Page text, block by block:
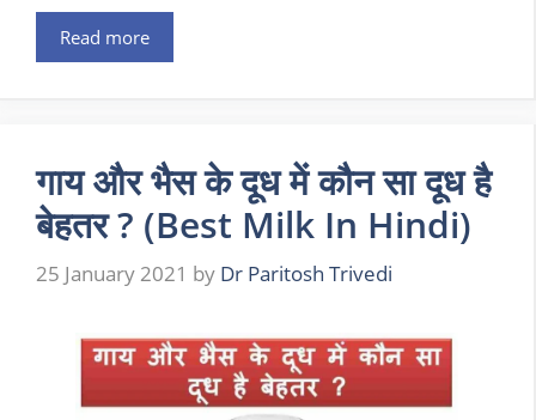
Read more
गाय और भैस के दूध में कौन सा दूध है
बेहतर ? (Best Milk In Hindi)
25 January 2021 by Dr Paritosh Trivedi